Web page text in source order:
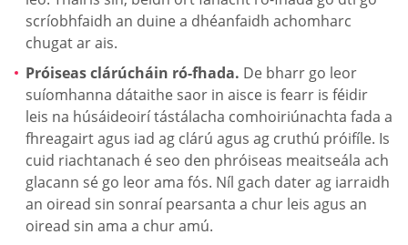
scríobhfaidh an duine a dhéanfaidh achomharc
chugat ar ais.
Próiseas clárúcháin ró-fhada. De bharr go leor
suíomhanna dátaithe saor in aisce is fearr is féidir
leis na húsáideoirí tástálacha comhoiriúnachta fada a
fhreagairt agus iad ag clárú agus ag cruthú próifíle. Is
cuid riachtanach é seo den phróiseas meaitseála ach
glacann sé go leor ama fós. Níl gach dater ag iarraidh
an oiread sin sonraí pearsanta a chur leis agus an
oiread sin ama a chur amú.